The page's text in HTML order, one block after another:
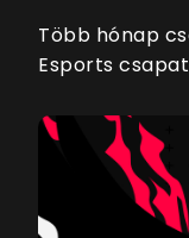
Több hónap
Esports